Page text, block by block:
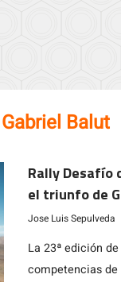
Gabriel Balut
Rally Desafío
el triunfo de
Jose Luis Sepulveda
La 23ª edición
competencias